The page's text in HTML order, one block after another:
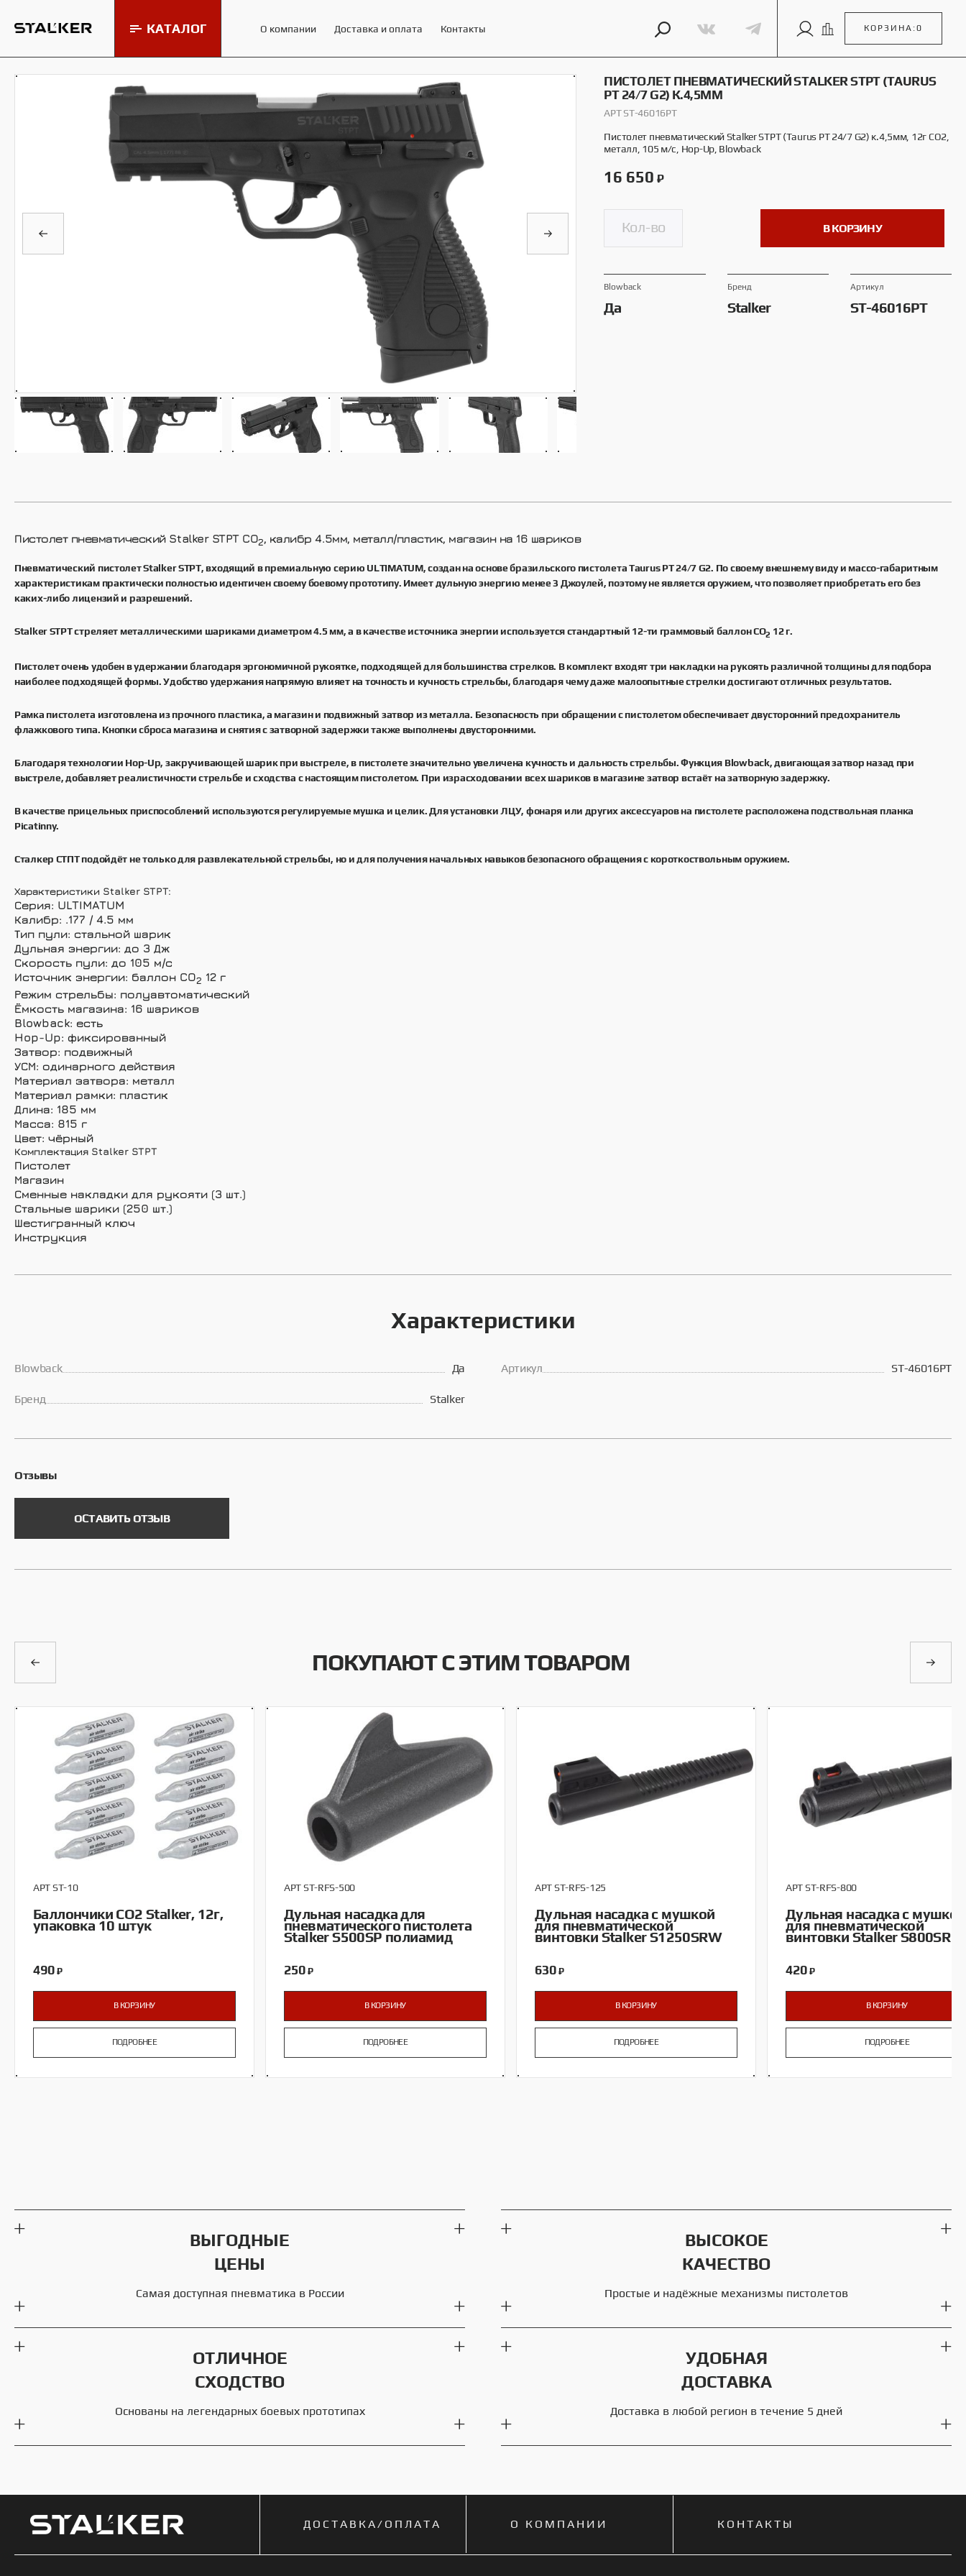
КАТАЛОГ О компании Доставка и оплата Контакты КОРЗИНА:0
Мишени и минитиры Stalker
Пневматические винтовки
Stalker
МИШЕНИ И МИНИТИРЫ STALKER
ПИСТОЛЕТ ПНЕВМАТИЧЕСКИЙ STALKER STPT (TAURUS
PT 24/7 G2) К.4,5ММ
АРТ ST-46016PT
Пистолет пневматический Stalker STPT (Taurus PT 24/7 G2) к.4,5мм, 12г CO2,
металл, 105 м/с, Hop-Up, Blowback
16 650 ₽
В КОРЗИНУ
Blowback
Да
Брeнд
Stalker
Артикул
ST-46016PT
Пистолет пневматический Stalker STPT CO2, калибр 4.5мм, металл/пластик, магазин на 16 шариков
Пневматический пистолет Stalker STPT, входящий в премиальную серию ULTIMATUM, создан на основе бразильского пистолета Taurus PT 24/7 G2. По своему внешнему виду и массо-габаритным
характеристикам практически полностью идентичен своему боевому прототипу. Имеет дульную энергию менее 3 Джоулей, поэтому не является оружием, что позволяет приобретать его без
каких-либо лицензий и разрешений.
Stalker STPT стреляет металлическими шариками диаметром 4.5 мм, а в качестве источника энергии используется стандартный 12-ти граммовый баллон СО2 12 г.
Пистолет очень удобен в удержании благодаря эргономичной рукоятке, подходящей для большинства стрелков. В комплект входят три накладки на рукоять различной толщины для подбора
наиболее подходящей формы. Удобство удержания напрямую влияет на точность и кучность стрельбы, благодаря чему даже малоопытные стрелки достигают отличных результатов.
Рамка пистолета изготовлена из прочного пластика, а магазин и подвижный затвор из металла. Безопасность при обращении с пистолетом обеспечивает двусторонний предохранитель
флажкового типа. Кнопки сброса магазина и снятия с затворной задержки также выполнены двусторонними.
Благодаря технологии Hop-Up, закручивающей шарик при выстреле, в пистолете значительно увеличена кучность и дальность стрельбы. Функция Blowback, двигающая затвор назад при
выстреле, добавляет реалистичности стрельбе и сходства с настоящим пистолетом. При израсходовании всех шариков в магазине затвор встаёт на затворную задержку.
В качестве прицельных приспособлений используются регулируемые мушка и целик. Для установки ЛЦУ, фонаря или других аксессуаров на пистолете расположена подствольная планка
Picatinny.
Сталкер СТПТ подойдёт не только для развлекательной стрельбы, но и для получения начальных навыков безопасного обращения с короткоствольным оружием.
Характеристики Stalker STPT:
Серия: ULTIMATUM
Калибр: .177 / 4.5 мм
Тип пули: стальной шарик
Дульная энергии: до 3 Дж
Скорость пули: до 105 м/с
Источник энергии: баллон CO2 12 г
Режим стрельбы: полуавтоматический
Ёмкость магазина: 16 шариков
Blowback: есть
Hop-Up: фиксированный
Затвор: подвижный
УСМ: одинарного действия
Материал затвора: металл
Материал рамки: пластик
Длина: 185 мм
Масса: 815 г
Цвет: чёрный
Комплектация Stalker STPT
Пистолет
Магазин
Сменные накладки для рукояти (3 шт.)
Стальные шарики (250 шт.)
Шестигранный ключ
Инструкция
Характеристики
Blowback Да
Брeнд Stalker
Артикул ST-46016PT
Отзывы
ОСТАВИТЬ ОТЗЫВ
ПОКУПАЮТ С ЭТИМ ТОВАРОМ
АРТ ST-10
Баллончики CO2 Stalker, 12г,
упаковка 10 штук
490 ₽
В КОРЗИНУ
ПОДРОБНЕЕ
АРТ ST-RFS-500
Дульная насадка для
пневматического пистолета
Stalker S500SP полиамид
250 ₽
В КОРЗИНУ
ПОДРОБНЕЕ
АРТ ST-RFS-125
Дульная насадка с мушкой
для пневматической
винтовки Stalker S1250SRW
630 ₽
В КОРЗИНУ
ПОДРОБНЕЕ
АРТ ST-RFS-800
Дульная насадка с мушкой
для пневматической
винтовки Stalker S800SR
420 ₽
В КОРЗИНУ
ПОДРОБНЕЕ
ВЫГОДНЫЕ
ЦЕНЫ
Самая доступная пневматика в России
ВЫСОКОЕ
КАЧЕСТВО
Простые и надёжные механизмы пистолетов
ОТЛИЧНОЕ
СХОДСТВО
Основаны на легендарных боевых прототипах
УДОБНАЯ
ДОСТАВКА
Доставка в любой регион в течение 5 дней
ДОСТАВКА/ОПЛАТА О КОМПАНИИ КОНТАКТЫ